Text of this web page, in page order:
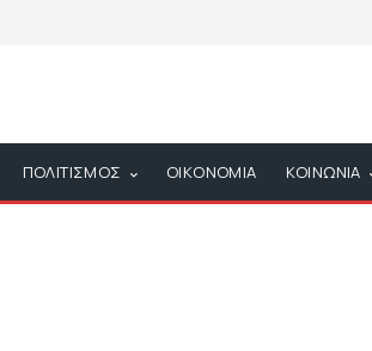
ΠΟΛΙΤΙΣΜΟΣ ΟΙΚΟΝΟΜΙΑ ΚΟΙΝΩΝΙΑ